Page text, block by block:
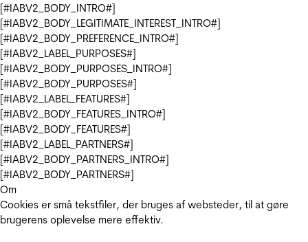
[#IABV2_BODY_INTRO#]
[#IABV2_BODY_LEGITIMATE_INTEREST_INTRO#]
[#IABV2_BODY_PREFERENCE_INTRO#]
[#IABV2_LABEL_PURPOSES#]
[#IABV2_BODY_PURPOSES_INTRO#]
[#IABV2_BODY_PURPOSES#]
[#IABV2_LABEL_FEATURES#]
[#IABV2_BODY_FEATURES_INTRO#]
[#IABV2_BODY_FEATURES#]
[#IABV2_LABEL_PARTNERS#]
[#IABV2_BODY_PARTNERS_INTRO#]
[#IABV2_BODY_PARTNERS#]
Om
Cookies er små tekstfiler, der bruges af websteder, til at gøre
brugerens oplevelse mere effektiv.